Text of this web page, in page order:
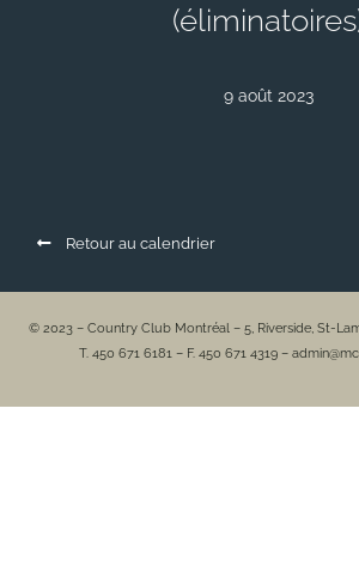
9 août 2023
Retour au calendrier
© 2023 – Country Club Montréal – 5, Riverside, St-
T. 450 671 6181 – F. 450 671 4319 –